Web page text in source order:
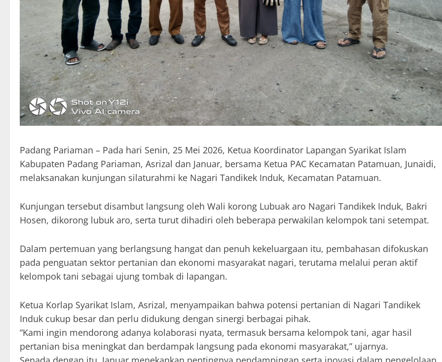
Padang Pariaman – Pada hari Senin, 25 Mei 2026, Ketua Koordinator Lapangan Syarikat Islam
Kabupaten Padang Pariaman, Asrizal dan Januar, bersama Ketua PAC Kecamatan Patamuan, Junaidi,
melaksanakan kunjungan silaturahmi ke Nagari Tandikek Induk, Kecamatan Patamuan.
Kunjungan tersebut disambut langsung oleh Wali korong Lubuak aro Nagari Tandikek Induk, Bakri
Hosen, dikorong lubuk aro, serta turut dihadiri oleh beberapa perwakilan kelompok tani setempat.
Dalam pertemuan yang berlangsung hangat dan penuh kekeluargaan itu, pembahasan difokuskan
pada penguatan sektor pertanian dan ekonomi masyarakat nagari, terutama melalui peran aktif
kelompok tani sebagai ujung tombak di lapangan.
Ketua Korlap Syarikat Islam, Asrizal, menyampaikan bahwa potensi pertanian di Nagari Tandikek
Induk cukup besar dan perlu didukung dengan sinergi berbagai pihak.
“Kami ingin mendorong adanya kolaborasi nyata, termasuk bersama kelompok tani, agar hasil
pertanian bisa meningkat dan berdampak langsung pada ekonomi masyarakat,” ujarnya.